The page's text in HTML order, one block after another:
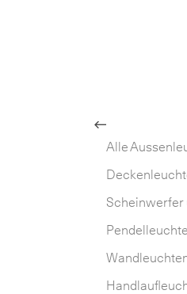
Site
Main
Nav
Alle
Scheinwerfer